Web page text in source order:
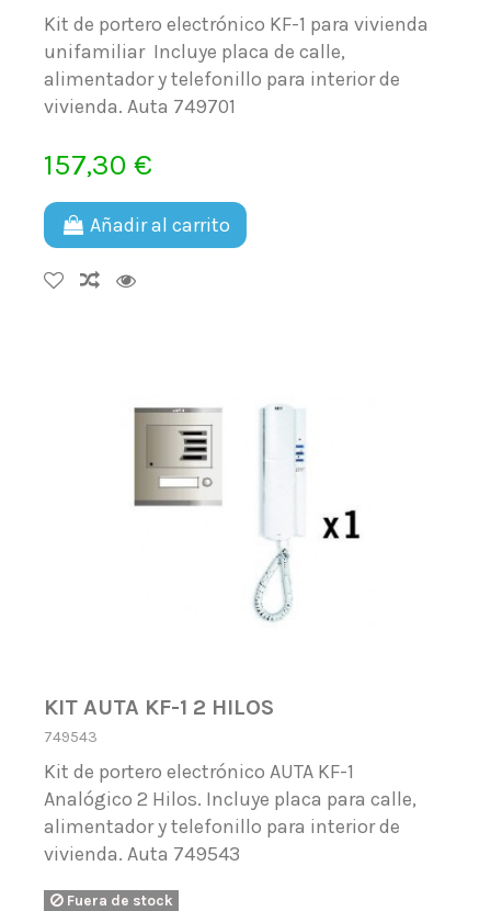
Kit de portero electrónico KF-1 para vivienda
unifamiliar Incluye placa de calle,
alimentador y telefonillo para interior de
vivienda. Auta 749701
157,30 €
Añadir al carrito
KIT AUTA KF-1 2 HILOS
749543
Kit de portero electrónico AUTA KF-1
Analógico 2 Hilos. Incluye placa para calle,
alimentador y telefonillo para interior de
vivienda. Auta 749543
Fuera de stock